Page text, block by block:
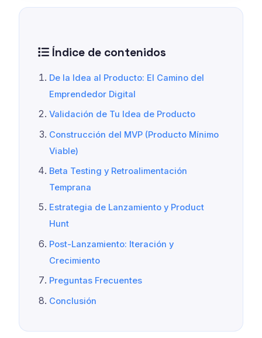
Índice de contenidos
De la Idea al Producto: El Camino del
Emprendedor Digital
Validación de Tu Idea de Producto
Construcción del MVP (Producto Mínimo
Viable)
Beta Testing y Retroalimentación
Temprana
Estrategia de Lanzamiento y Product
Hunt
Post-Lanzamiento: Iteración y
Crecimiento
Preguntas Frecuentes
Conclusión